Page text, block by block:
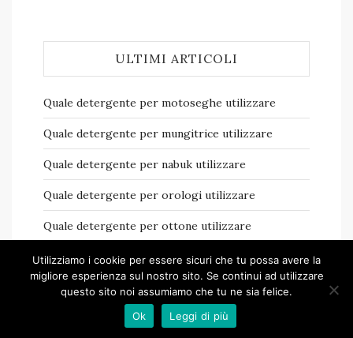
ULTIMI ARTICOLI
Quale detergente per motoseghe​ utilizzare
Quale detergente per mungitrice​ utilizzare
Quale detergente per nabuk​ utilizzare
Quale detergente per orologi​ utilizzare
Quale detergente per ottone​ utilizzare
Utilizziamo i cookie per essere sicuri che tu possa avere la
migliore esperienza sul nostro sito. Se continui ad utilizzare
questo sito noi assumiamo che tu ne sia felice.
Ok
Leggi di più